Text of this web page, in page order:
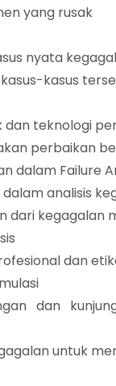
yang rusak
nyata
kasus
dan teknologi
perbaikan
dalam Failure
analisis
dari kegagalan
dan
dan
untuk